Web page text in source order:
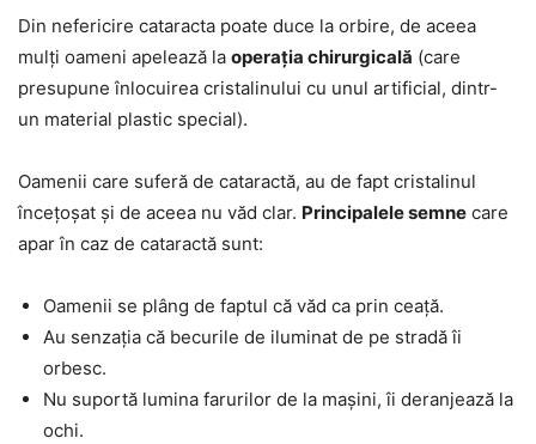
Din nefericire cataracta poate duce la orbire, de aceea
mulți oameni apelează la operația chirurgicală (care
presupune înlocuirea cristalinului cu unul artificial, dintr-
un material plastic special).
Oamenii care suferă de cataractă, au de fapt cristalinul
încețoșat și de aceea nu văd clar. Principalele semne care
apar în caz de cataractă sunt:
Oamenii se plâng de faptul că văd ca prin ceață.
Au senzația că becurile de iluminat de pe stradă îi
orbesc.
Nu suportă lumina farurilor de la mașini, îi deranjează la
ochi.